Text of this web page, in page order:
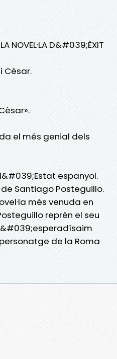
NOVEL·LA D&#039;ÈXIT
Cèsar.
el més genial dels
espanyol.
Santiago Posteguillo.
més venuda en
reprèn el seu
de la Roma